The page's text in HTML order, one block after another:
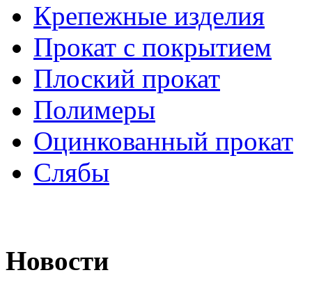
Крепежные изделия
Прокат с покрытием
Плоский прокат
Полимеры
Оцинкованный прокат
Слябы
Новости